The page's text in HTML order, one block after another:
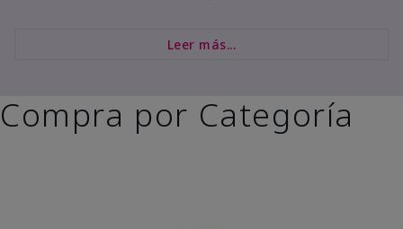
Leer más...
Compra por Categoría